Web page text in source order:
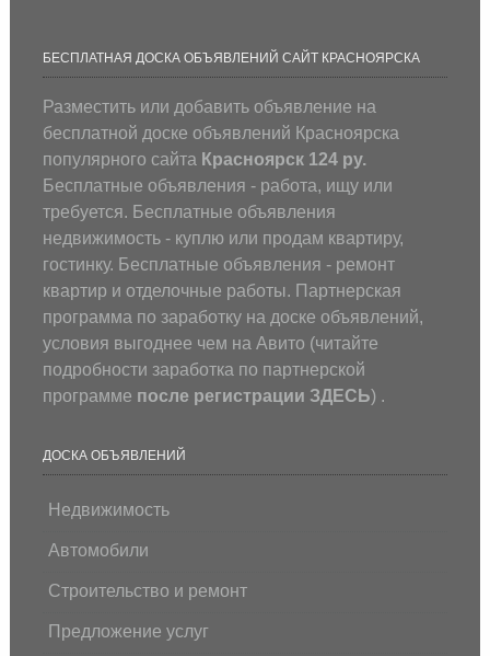
БЕСПЛАТНАЯ ДОСКА ОБЪЯВЛЕНИЙ САЙТ КРАСНОЯРСКА
Разместить или добавить объявление на
бесплатной доске объявлений Красноярска
популярного сайта Красноярск 124 ру.
Бесплатные объявления - работа, ищу или
требуется. Бесплатные объявления
недвижимость - куплю или продам квартиру,
гостинку. Бесплатные объявления - ремонт
квартир и отделочные работы. Партнерская
программа по заработку на доске объявлений,
условия выгоднее чем на Авито (читайте
подробности заработка по партнерской
программе после регистрации ЗДЕСЬ) .
ДОСКА ОБЪЯВЛЕНИЙ
Недвижимость
Автомобили
Строительство и ремонт
Предложение услуг